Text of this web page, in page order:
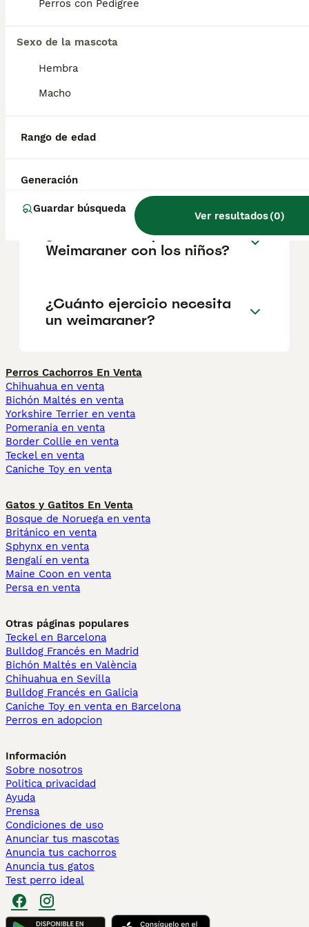
Perros con Pedigree
Sexo de la mascota
Hembra
Macho
Rango de edad
Generación
Guardar búsqueda
Ver resultados(0)
¿Es un Weimaraner un buen
perro de casa?
Weimaraner?
¿Cómo son los perros
Weimaraner con los niños?
¿Cuánto ejercicio necesita
un weimaraner?
Perros Cachorros En Venta
Chihuahua en venta
Bichón Maltés en venta
Yorkshire Terrier en venta
Pomerania en venta
Border Collie en venta
Teckel en venta
Caniche Toy en venta
Gatos y Gatitos En Venta
Bosque de Noruega en venta
Británico en venta
Sphynx en venta
Bengalí en venta
Maine Coon en venta
Persa en venta
Otras páginas populares
Teckel en Barcelona
Bulldog Francés en Madrid
Bichón Maltés en València
Chihuahua en Sevilla
Bulldog Francés en Galicia
Caniche Toy en venta en Barcelona
Perros en adopcion
Información
Sobre nosotros
Politica privacidad
Ayuda
Prensa
Condiciones de uso
Anunciar tus mascotas
Anuncia tus cachorros
Anuncia tus gatos
Test perro ideal